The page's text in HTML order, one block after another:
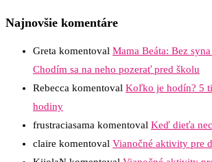
Najnovšie komentáre
Greta komentoval Mama Beáta: Bez
Chodím sa na neho pozerať pred školu
Rebecca komentoval Koľko je hodín? 5
hodiny
frustraciasama komentoval Keď dieťa
claire komentoval Vianočné aktivity pre